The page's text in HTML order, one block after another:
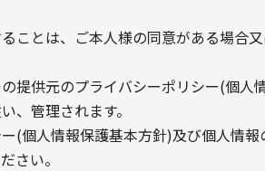
ことは、ご本人様の同意がある場合
提供元のプライバシーポリシー(個人
、管理されます。
(個人情報保護基本方針)及び個人情
さい。